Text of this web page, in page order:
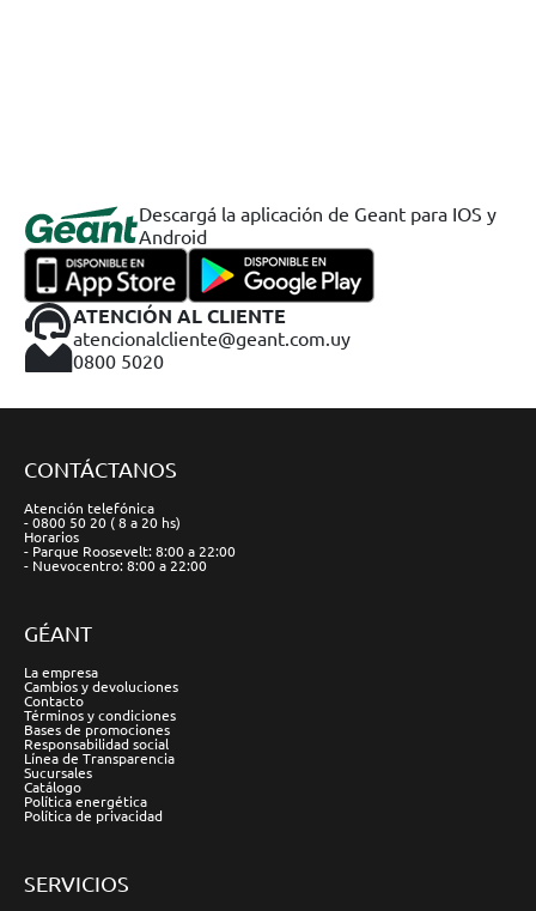
Descargá la aplicación de Geant para IOS y
Android
ATENCIÓN AL CLIENTE
atencionalcliente@geant.com.uy
0800 5020
CONTÁCTANOS
Atención telefónica
- 0800 50 20 ( 8 a 20 hs)
Horarios
- Parque Roosevelt: 8:00 a 22:00
- Nuevocentro: 8:00 a 22:00
GÉANT
La empresa
Cambios y devoluciones
Contacto
Términos y condiciones
Bases de promociones
Responsabilidad social
Línea de Transparencia
Sucursales
Catálogo
Política energética
Política de privacidad
SERVICIOS